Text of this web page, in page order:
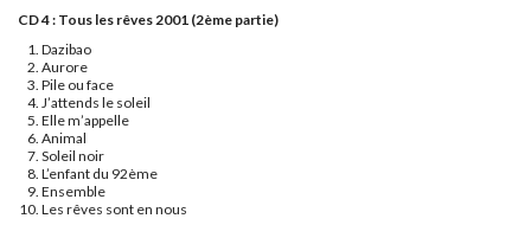
CD 4 : Tous les rêves 2001 (2ème partie)
Dazibao
Aurore
Pile ou face
J’attends le soleil
Elle m’appelle
Animal
Soleil noir
L’enfant du 92ème
Ensemble
Les rêves sont en nous